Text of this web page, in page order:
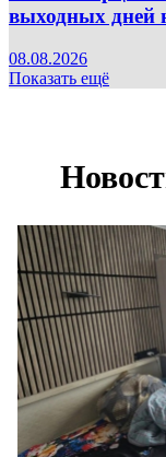
выходных дней
08.08.2026
Показать ещё